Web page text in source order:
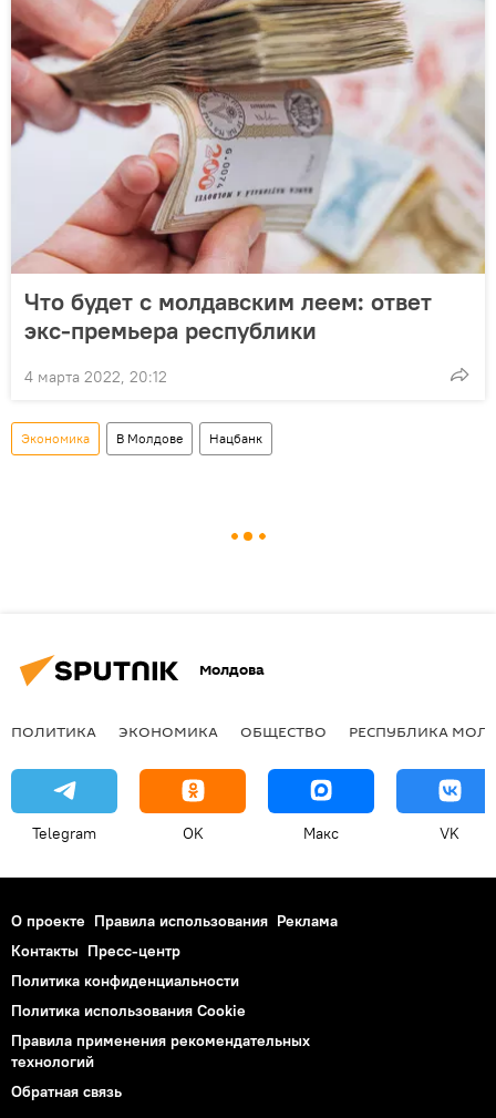
Что будет с молдавским леем: ответ
экс-премьера республики
4 марта 2022, 20:12
Экономика В Молдове Нацбанк
Молдова
ПОЛИТИКА ЭКОНОМИКА ОБЩЕСТВО РЕСПУБЛИКА
Telegram OK Макс VK
О проекте Правила использования Реклама
Контакты Пресс-центр
Политика конфиденциальности
Политика использования Cookie
Правила применения рекомендательных
технологий
Обратная связь